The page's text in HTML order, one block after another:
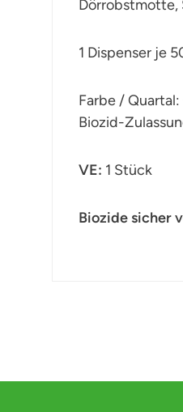
Dörrobstmotte,
1 Dispenser je
Farbe /
Biozid-
VE: 1 Stück
Biozide sicher